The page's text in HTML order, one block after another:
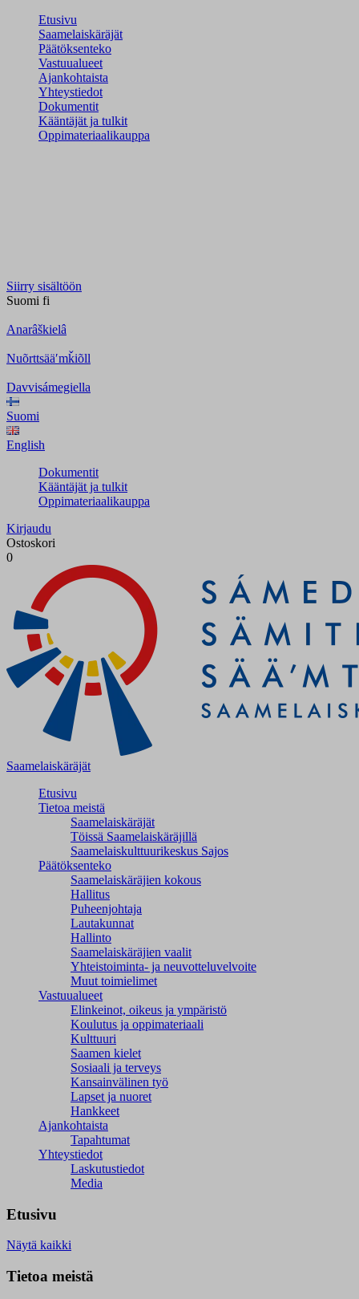
Etusivu
Saamelaiskäräjät
Päätöksenteko
Vastuualueet
Ajankohtaista
Yhteystiedot
Dokumentit
Kääntäjät ja tulkit
Oppimateriaalikauppa
Siirry sisältöön
Suomi fi
Anarâškielâ
Nuõrttsääʹmǩiõll
Davvisámegiella
Suomi
English
Dokumentit
Kääntäjät ja tulkit
Oppimateriaalikauppa
Kirjaudu
Ostoskori
0
Saamelaiskäräjät
Etusivu
Tietoa meistä
Saamelaiskäräjät
Töissä Saamelaiskäräjillä
Saamelaiskulttuuri­keskus Sajos
Päätöksenteko
Saamelaiskäräjien kokous
Hallitus
Puheenjohtaja
Lautakunnat
Hallinto
Saamelaiskäräjien vaalit
Yhteistoiminta- ja neuvotteluvelvoite
Muut toimielimet
Vastuualueet
Elinkeinot, oikeus ja ympäristö
Koulutus ja oppimateriaali
Kulttuuri
Saamen kielet
Sosiaali ja terveys
Kansainvälinen työ
Lapset ja nuoret
Hankkeet
Ajankohtaista
Tapahtumat
Yhteystiedot
Laskutustiedot
Media
Etusivu
Näytä kaikki
Tietoa meistä